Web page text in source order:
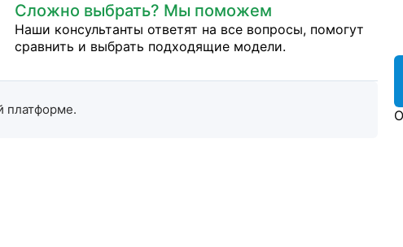
Сложно выбрать? Мы поможем
Наши консультанты ответят на все вопросы, помогут
сравнить и выбрать подходящие модели.
платформе.